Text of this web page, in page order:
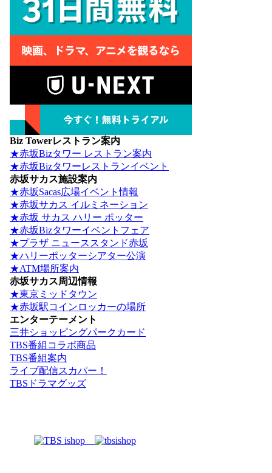
Biz Towerレストラン案内
★赤坂Bizタワー レストラン案内
★赤坂Bizタワーレストランイベント
赤坂サカス施設案内
★赤坂Sacas広場イベント情報
★赤坂サカス イルミネーション
★赤坂 サカス ハリー ポッター
★赤坂Bizタワーイベントフェア
★プラザ ニューススタンド赤坂
★ハリーポッターシアター公演
★ATM場所案内
赤坂サカス周辺情報
★東京ミッドタウン
★赤坂駅コインロッカーの場所
エンターテーメント
三井ショッピングパークカード
TBS番組コラボ商品
TBS番組案内
ライブ配信スカパー！
TBSドラマグッズ